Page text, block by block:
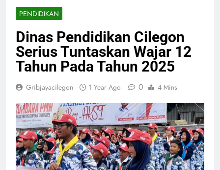
PENDIDIKAN
Dinas Pendidikan Cilegon
Serius Tuntaskan Wajar 12
Tahun Pada Tahun 2025
Gribjayacilegon 1 Year Ago 0 4 Mins